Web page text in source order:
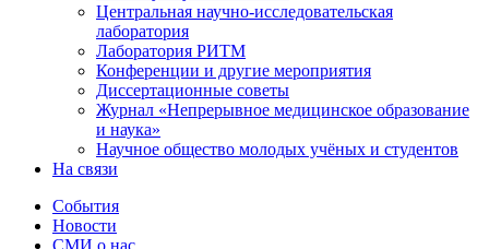
Центральная научно-исследовательская
лаборатория
Лаборатория РИТМ
Конференции и другие мероприятия
Диссертационные советы
Журнал «Непрерывное медицинское образование
и наука»
Научное общество молодых учёных и студентов
На связи
События
Новости
СМИ о нас